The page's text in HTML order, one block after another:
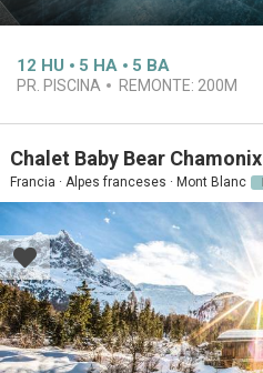
12 HU 5 HA 5 BA
PR. PISCINA REMONTE: 200M
Chalet Baby Bear Chamonix
Francia · Alpes franceses · Mont Blanc